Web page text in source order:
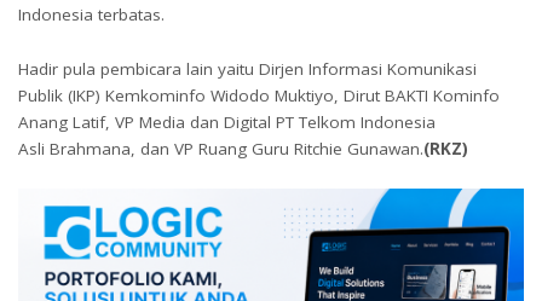
Indonesia terbatas.
Hadir pula pembicara lain yaitu Dirjen Informasi Komunikasi
Publik (IKP) Kemkominfo Widodo Muktiyo, Dirut BAKTI Kominfo
Anang Latif, VP Media dan Digital PT Telkom Indonesia
Asli Brahmana, dan VP Ruang Guru Ritchie Gunawan.(RKZ)